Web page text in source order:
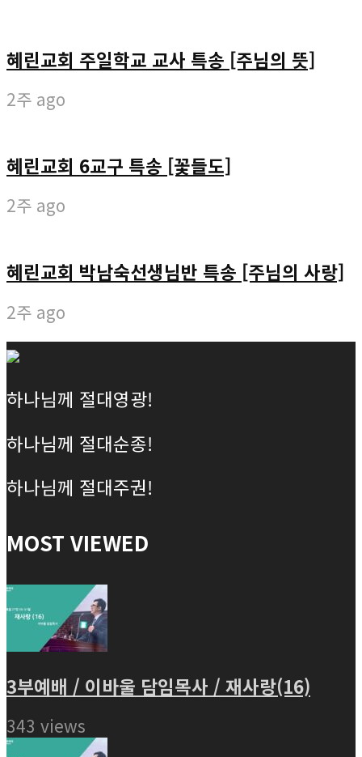
혜린교회 주일학교 교사 특송 [주님의 뜻]
2주 ago
혜린교회 6교구 특송 [꽃들도]
2주 ago
혜린교회 박남숙선생님반 특송 [주님의 사랑]
2주 ago
하나님께 절대영광!
하나님께 절대순종!
하나님께 절대주권!
MOST VIEWED
3부예배 / 이바울 담임목사 / 재사랑(16)
343 views